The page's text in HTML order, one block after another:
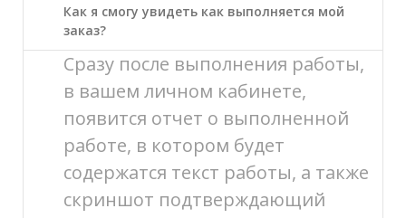
Как я смогу увидеть как выполняется мой
заказ?
Сразу после выполнения работы,
в вашем личном кабинете,
появится отчет о выполненной
работе, в котором будет
содержатся текст работы, а также
скриншот подтверждающий